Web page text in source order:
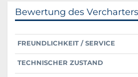
Bewertung des Vercharters
FREUNDLICHKEIT / SERVICE
TECHNISCHER ZUSTAND